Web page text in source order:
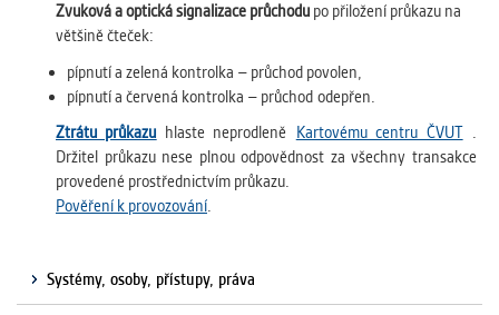
Zvuková a optická signalizace průchodu po přiložení průkazu na
většině čteček:
pípnutí a zelená kontrolka – průchod povolen,
pípnutí a červená kontrolka – průchod odepřen.
Ztrátu průkazu hlaste neprodleně Kartovému centru ČVUT.
Držitel průkazu nese plnou odpovědnost za všechny transakce
provedené prostřednictvím průkazu.
Pověření k provozování.
Systémy, osoby, přístupy, práva